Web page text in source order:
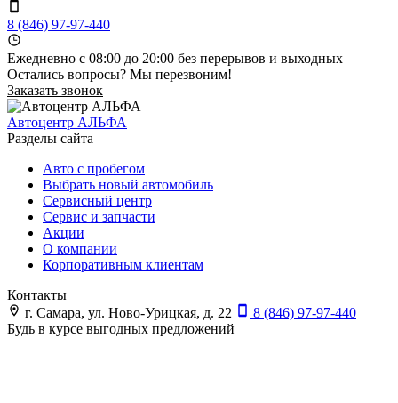
8 (846) 97-97-440
Ежедневно с 08:00 до 20:00 без перерывов и выходных
Остались вопросы? Мы перезвоним!
Заказать звонок
Автоцентр АЛЬФА
Разделы сайта
Авто с пробегом
Выбрать новый автомобиль
Сервисный центр
Сервис и запчасти
Акции
О компании
Корпоративным клиентам
Контакты
г. Самара, ул. Ново-Урицкая, д. 22
8 (846) 97-97-440
Будь в курсе выгодных предложений